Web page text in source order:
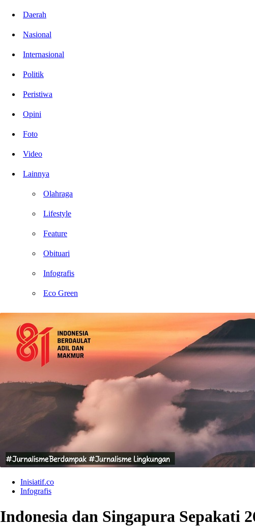
Daerah
Nasional
Internasional
Politik
Peristiwa
Opini
Foto
Video
Lainnya
Olahraga
Lifestyle
Feature
Obituari
Infografis
Eco Green
Inisiatif.co
Infografis
Indonesia dan Singapura Sepakati